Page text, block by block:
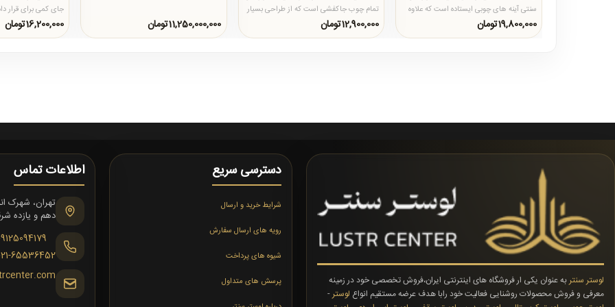
سنتی آینه های چوبی ایستاده است که علاوه
بر تک کشو بصورت د..
19,800,000تومان
تمام چوب جاکفشی است که از طراحی بسیار
زیبایی در تولید آن اس..
12,900,000تومان 11,250,000,000تومان
جای کمی برای قرار
باشد و این مدل با طرح
16,200,000تومان
لوستر سنتربه عنوان یکی ار فروشگاه های اینترنتی ایران،فروش تخصصی خود در زمینه
معرفی و فروش محصولات روشنایی فعالیت خود رابا هدف عرضه مستقیم انواع لوستر-
دسترسی سریع
شرایط خرید و ارسال
رویه های ارسال سفارش
شیوه های پرداخت
پرسش های متداول
اطلاعات تماس
دهم و یازده
65536452